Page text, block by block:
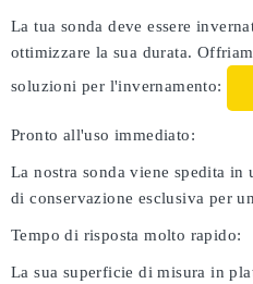
La tua sonda deve essere
ottimizzare la sua durata.
soluzioni per l'invernamento:
Pronto all'uso immediato:
La nostra sonda viene spedita
di conservazione esclusiva per
Tempo di risposta molto rapido:
La sua superficie di misura in